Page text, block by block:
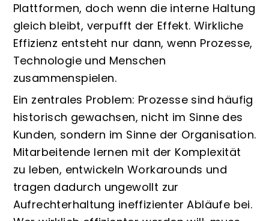
Plattformen, doch wenn die interne Haltung
gleich bleibt, verpufft der Effekt. Wirkliche
Effizienz entsteht nur dann, wenn Prozesse,
Technologie und Menschen
zusammenspielen.
Ein zentrales Problem: Prozesse sind häufig
historisch gewachsen, nicht im Sinne des
Kunden, sondern im Sinne der Organisation.
Mitarbeitende lernen mit der Komplexität
zu leben, entwickeln Workarounds und
tragen dadurch ungewollt zur
Aufrechterhaltung ineffizienter Abläufe bei.